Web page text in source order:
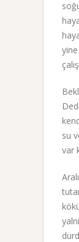
su
var